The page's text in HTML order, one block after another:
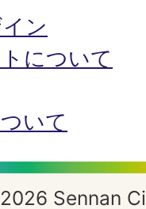
ン
について
いて
Sennan